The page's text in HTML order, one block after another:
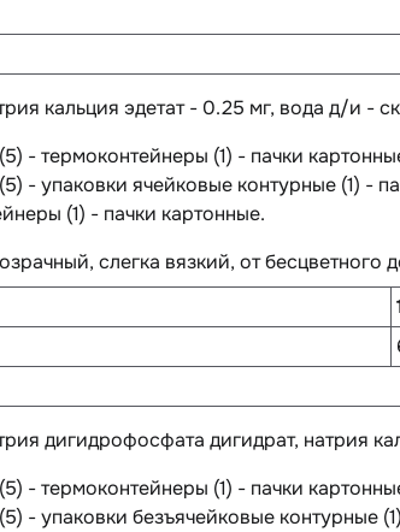
кальция эдетат - 0.25 мг, вода д/и -
- термоконтейнеры (1) - пачки
- упаковки ячейковые контурные (1) -
(1) - пачки картонные.
слегка вязкий, от бесцветного
дигидрофосфата дигидрат, натрия
- термоконтейнеры (1) - пачки
- упаковки безъячейковые контурные